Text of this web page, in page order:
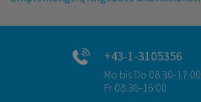
+43-1-3105356
Mo bis Do 08:30-17:00
Fr 08:30-16:00